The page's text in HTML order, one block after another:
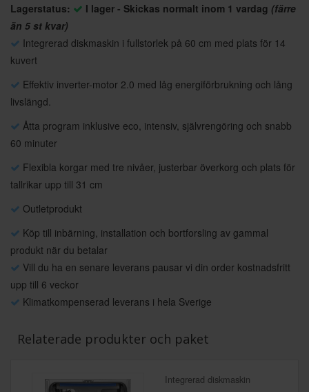
Lagerstatus: I lager - Skickas normalt inom 1 vardag (färre
än 5 st kvar)
Integrerad diskmaskin i fullstorlek på 60 cm med plats för 14
kuvert
Effektiv inverter-motor 2.0 med låg energiförbrukning och lång
livslängd.
Åtta program inklusive eco, intensiv, självrengöring och snabb
60 minuter
Flexibla korgar med tre nivåer, justerbar överkorg och plats för
tallrikar upp till 31 cm
Outletprodukt
Köp till inbärning, installation och bortforsling av gammal
produkt när du betalar
Vill du ha en senare leverans pausar vi din order kostnadsfritt
upp till 6 veckor
Klimatkompenserad leverans i hela Sverige
Relaterade produkter och paket
Integrerad diskmaskin